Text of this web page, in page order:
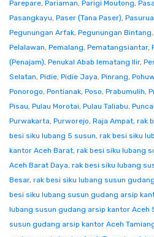
Parepare, Pariaman, Parigi Moutong,
Pasangkayu, Paser (Tana Paser),
Pegunungan Arfak, Pegunungan Bintang,
Pelalawan, Pemalang, Pematangsiantar,
(Penajam), Penukal Abab lematang Ilir,
Selatan, Pidie, Pidie Jaya, Pinrang,
Ponorogo, Pontianak, Poso, Prabumulih,
Pisau, Pulau Morotai, Pulau Taliabu,
Purwakarta, Purworejo, Raja Ampat, rak
besi siku lubang 5 susun, rak besi siku
kantor Aceh Barat, rak besi siku lubang
Aceh Barat Daya, rak besi siku lubang
Besar, rak besi siku lubang susun
besi siku lubang susun gudang arsip
lubang susun gudang arsip kantor Aceh
susun gudang arsip kantor Aceh